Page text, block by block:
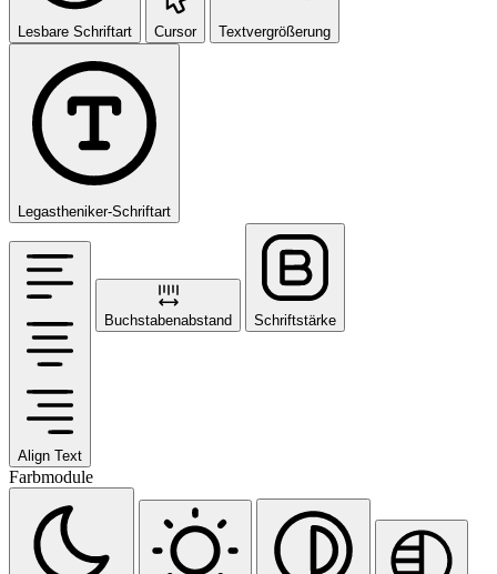
Lesbare Schriftart Cursor Textvergrößerung
Legastheniker-Schriftart
Align Text
Buchstabenabstand Schriftstärke
Farbmodule